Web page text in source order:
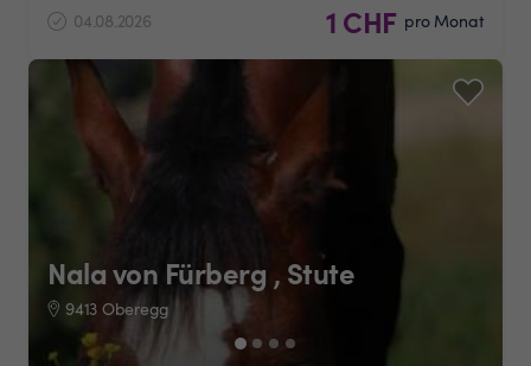
04.08.2026 1 CHF pro Monat
Nala von Fürberg , Stute
9413 Oberegg